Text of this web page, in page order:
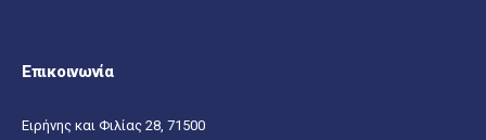
Επικοινωνία
Ειρήνης και Φιλίας 28, 71500